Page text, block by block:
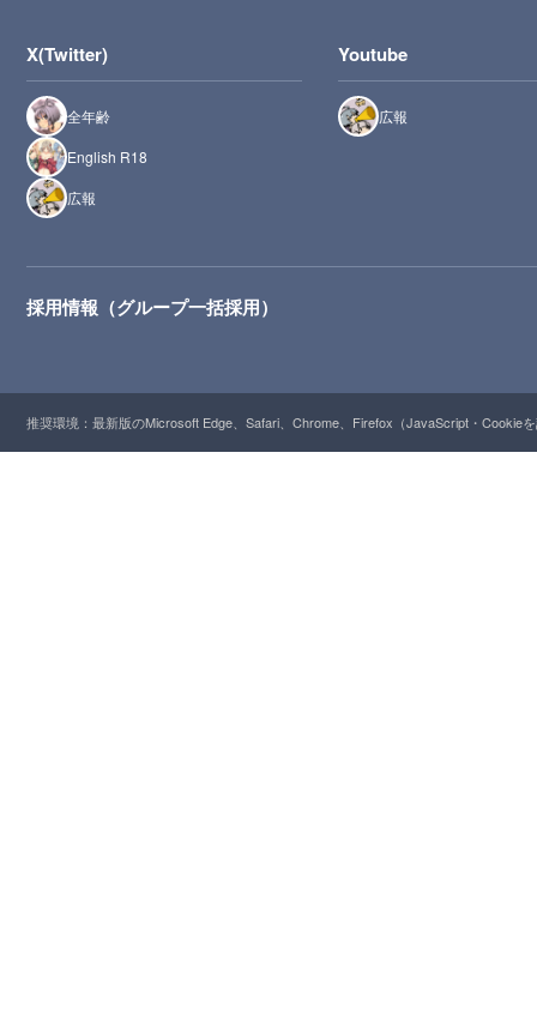
X(Twitter)
全年齢
English R18
広報
Youtube
広報
採用情報（グループ一括採用）
推奨環境：最新版のMicrosoft Edge、Safari、Chrome、Firefox（JavaScript・Cookie